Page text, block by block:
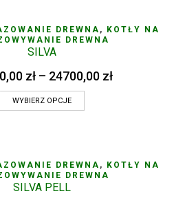
DREWNA ,
KOTŁY NA
DREWNA
SILVA
zł– 24700,00 zł
WYBIERZ OPCJE
DREWNA ,
KOTŁY NA
DREWNA
SILVA PELL